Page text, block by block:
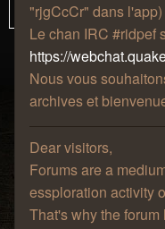
"rjgCcCr" dans l'app)
Le chan IRC #ridpef
https://
Nous vous
archives et
Dear visitors,
Forums are a
essploration activity
That's why the